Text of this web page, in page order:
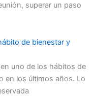
superar un paso
de bienestar y
uno de los hábitos de
en los últimos años. Lo